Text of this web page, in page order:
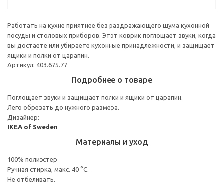
Работать на кухне приятнее без раздражающего шума кухонной
посуды и столовых приборов. Этот коврик поглощает звуки, когда
вы достаете или убираете кухонные принадлежности, и защищает
ящики и полки от царапин.
Артикул: 403.675.77
Подробнее о товаре
Поглощает звуки и защищает полки и ящики от царапин.
Лего обрезать до нужного размера.
Дизайнер:
IKEA of Sweden
Материалы и уход
100% полиэстер
Ручная стирка, макс. 40 °C.
Не отбеливать.